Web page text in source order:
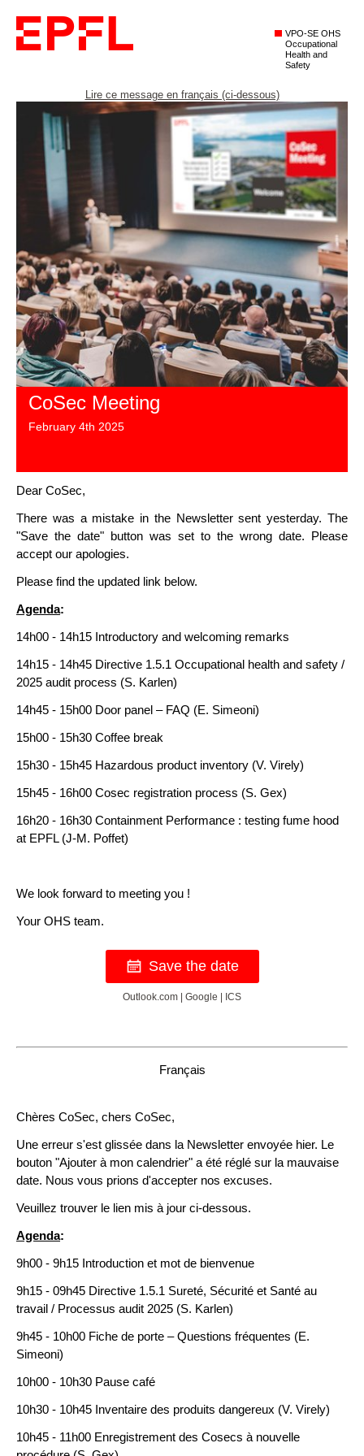
VPO-SE OHS
Occupational
Health and
Safety
Lire ce message en français (ci-dessous)
CoSec Meeting
February 4th 2025
Dear CoSec,
There was a mistake in the Newsletter sent yesterday. The
"Save the date" button was set to the wrong date. Please
accept our apologies.
Please find the updated link below.
Agenda:
14h00 - 14h15 Introductory and welcoming remarks
14h15 - 14h45 Directive 1.5.1 Occupational health and safety /
2025 audit process (S. Karlen)
14h45 - 15h00 Door panel – FAQ (E. Simeoni)
15h00 - 15h30 Coffee break
15h30 - 15h45 Hazardous product inventory (V. Virely)
15h45 - 16h00 Cosec registration process (S. Gex)
16h20 - 16h30 Containment Performance : testing fume hood
at EPFL (J-M. Poffet)
We look forward to meeting you !
Your OHS team.
Save the date
Outlook.com Google ICS
Français
Chères CoSec, chers CoSec,
Une erreur s'est glissée dans la Newsletter envoyée hier. Le
bouton "Ajouter à mon calendrier" a été réglé sur la mauvaise
date. Nous vous prions d'accepter nos excuses.
Veuillez trouver le lien mis à jour ci-dessous.
Agenda:
9h00 - 9h15 Introduction et mot de bienvenue
9h15 - 09h45 Directive 1.5.1 Sureté, Sécurité et Santé au
travail / Processus audit 2025 (S. Karlen)
9h45 - 10h00 Fiche de porte – Questions fréquentes (E.
Simeoni)
10h00 - 10h30 Pause café
10h30 - 10h45 Inventaire des produits dangereux (V. Virely)
10h45 - 11h00 Enregistrement des Cosecs à nouvelle